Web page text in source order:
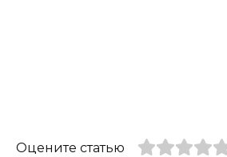
Оцените статью